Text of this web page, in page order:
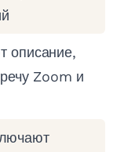
описание,
Zoom и